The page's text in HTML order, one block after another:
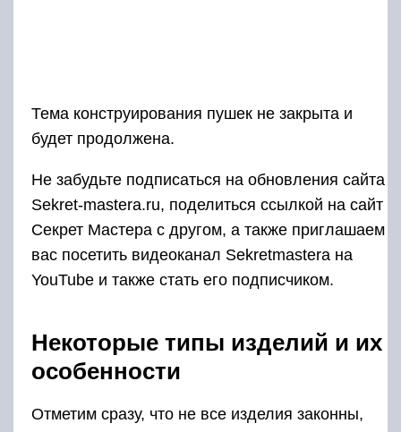
Конструкторы
Этот вариант подойдет тем, кто любит
необычный и интересный подарок своему